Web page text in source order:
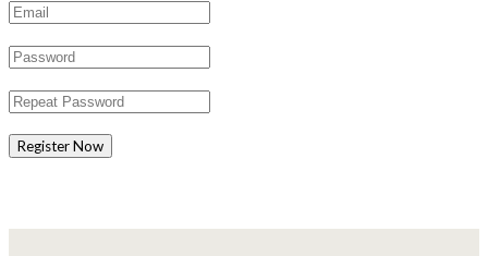
Register Now